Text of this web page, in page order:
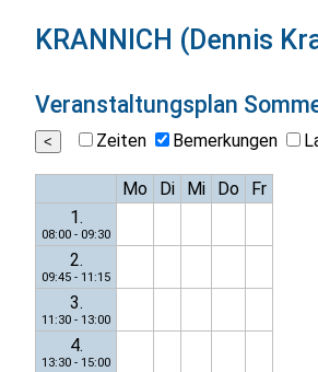
KRANNICH (Dennis
Veranstaltungsplan
Zeiten Bemerkungen
Mo Di Mi Do
Fr
1.
08:00 - 09:30
2.
09:45 - 11:15
3.
11:30 - 13:00
4.
13:30 - 15:00